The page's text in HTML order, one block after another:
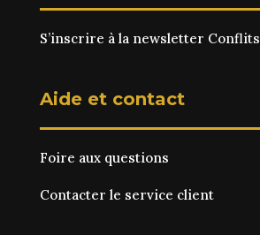
S’inscrire à la newsletter Conflits
Aide et contact
Foire aux questions
Contacter le service client